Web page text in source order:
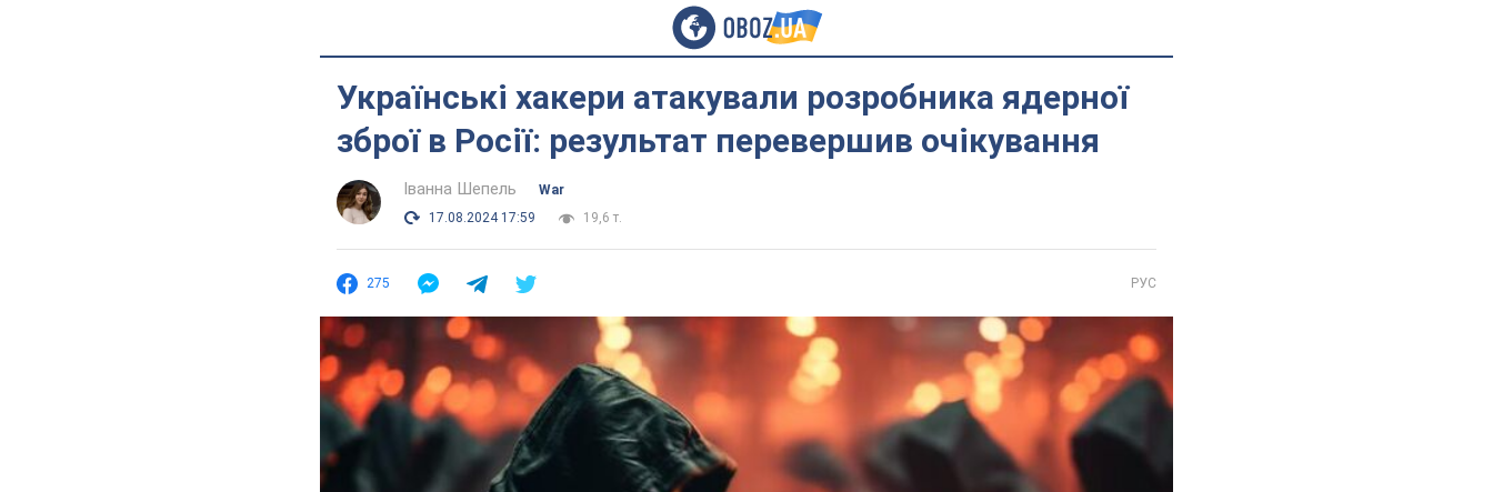
Українські хакери атакували розробника ядерної
зброї в Росії: результат перевершив очікування
Іванна Шепель
War
17.08.2024 17:59
19,6 т.
275 РУС